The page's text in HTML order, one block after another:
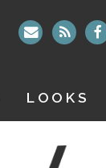
LOOKS